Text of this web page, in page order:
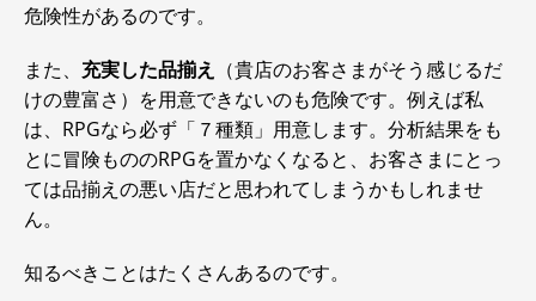
危険性があるのです。
また、 充実した品揃え
（貴店のお客さまがそう感じるだ
けの豊富さ）を用意できないのも危険です。例えば私
は、RPGなら必ず「７種類」用意します。分析結果をも
とに冒険もののRPGを置かなくなると、お客さまにとっ
ては品揃えの悪い店だと思われてしまうかもしれませ
ん。
知るべきことはたくさんあるのです。